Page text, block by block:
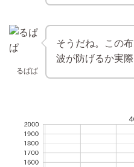
るぱぱ
そうだね。この
波が防げるか実